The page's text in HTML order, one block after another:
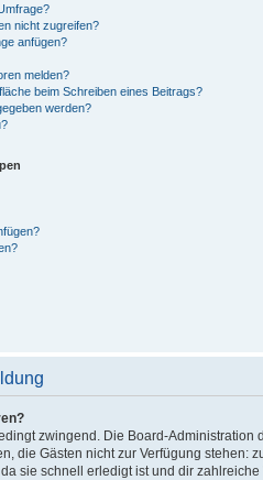
nicht zugreifen?
anfügen?
melden?
beim Schreiben eines Beitrags?
werden?
zwingend. Die Board-
die Gästen nicht zur Verfügung stehen:
sie schnell erledigt ist und dir zahlreiche